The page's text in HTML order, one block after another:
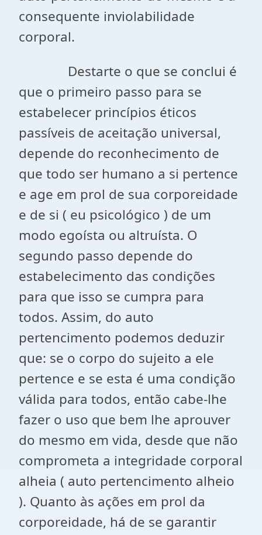
consequente inviolabilidade
corporal.
Destarte o que se conclui é
que o primeiro passo para se
estabelecer princípios éticos
passíveis de aceitação universal,
depende do reconhecimento de
que todo ser humano a si pertence
e age em prol de sua corporeidade
e de si ( eu psicológico ) de um
modo egoísta ou altruísta. O
segundo passo depende do
estabelecimento das condições
para que isso se cumpra para
todos. Assim, do auto
pertencimento podemos deduzir
que: se o corpo do sujeito a ele
pertence e se esta é uma condição
válida para todos, então cabe-lhe
fazer o uso que bem lhe aprouver
do mesmo em vida, desde que não
comprometa a integridade corporal
alheia ( auto pertencimento alheio
). Quanto às ações em prol da
corporeidade, há de se garantir